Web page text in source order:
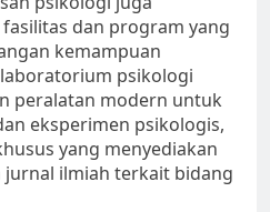
dan program yang
kemampuan
psikologi
peralatan modern untuk
eksperimen psikologis,
yang menyediakan
ilmiah terkait bidang